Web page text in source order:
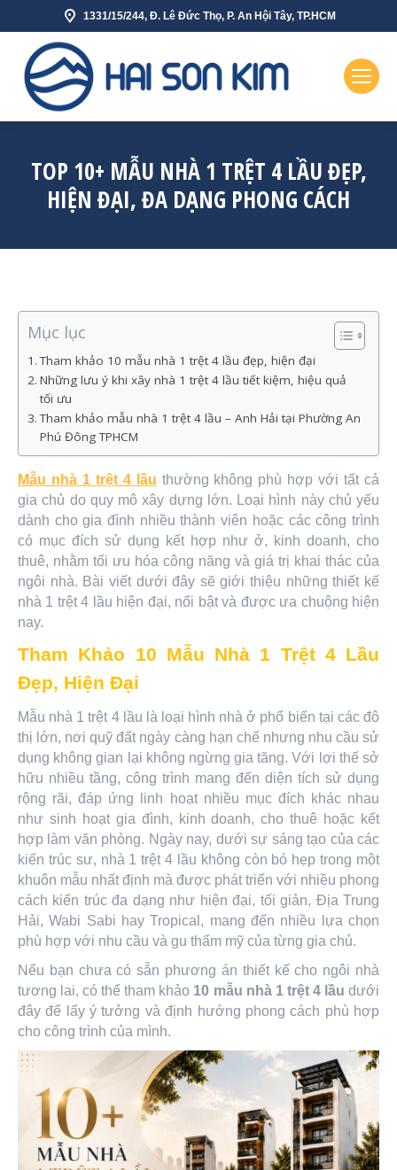
1331/15/244, Đ. Lê Đức Thọ, P. An Hội Tây, TP.HCM
TOP 10+ MẪU NHÀ 1 TRỆT 4 LẦU ĐẸP,
HIỆN ĐẠI, ĐA DẠNG PHONG CÁCH
Mục lục
Tham khảo 10 mẫu nhà 1 trệt 4 lầu đẹp, hiện đại
Những lưu ý khi xây nhà 1 trệt 4 lầu tiết kiệm, hiệu quả
tối ưu
Tham khảo mẫu nhà 1 trệt 4 lầu – Anh Hải tại Phường An
Phú Đông TPHCM
Mẫu nhà 1 trệt 4 lầu thường không phù hợp với tất cả
gia chủ do quy mô xây dựng lớn. Loại hình này chủ yếu
dành cho gia đình nhiều thành viên hoặc các công trình
có mục đích sử dụng kết hợp như ở, kinh doanh, cho
thuê, nhằm tối ưu hóa công năng và giá trị khai thác của
ngôi nhà. Bài viết dưới đây sẽ giới thiệu những thiết kế
nhà 1 trệt 4 lầu hiện đại, nổi bật và được ưa chuộng hiện
nay.
Tham Khảo 10 Mẫu Nhà 1 Trệt 4 Lầu
Đẹp, Hiện Đại
Mẫu nhà 1 trệt 4 lầu là loại hình nhà ở phổ biến tại các đô
thị lớn, nơi quỹ đất ngày càng hạn chế nhưng nhu cầu sử
dụng không gian lại không ngừng gia tăng. Với lợi thế sở
hữu nhiều tầng, công trình mang đến diện tích sử dụng
rộng rãi, đáp ứng linh hoạt nhiều mục đích khác nhau
như sinh hoạt gia đình, kinh doanh, cho thuê hoặc kết
hợp làm văn phòng. Ngày nay, dưới sự sáng tạo của các
kiến trúc sư, nhà 1 trệt 4 lầu không còn bó hẹp trong một
khuôn mẫu nhất định mà được phát triển với nhiều phong
cách kiến trúc đa dạng như hiện đại, tối giản, Địa Trung
Hải, Wabi Sabi hay Tropical, mang đến nhiều lựa chọn
phù hợp với nhu cầu và gu thẩm mỹ của từng gia chủ.
Nếu bạn chưa có sẵn phương án thiết kế cho ngôi nhà
tương lai, có thể tham khảo 10 mẫu nhà 1 trệt 4 lầu dưới
đây để lấy ý tưởng và định hướng phong cách phù hợp
cho công trình của mình.